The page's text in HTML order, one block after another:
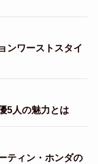
ンワーストスタイ
5人の魅力とは
ティン・ホンダの